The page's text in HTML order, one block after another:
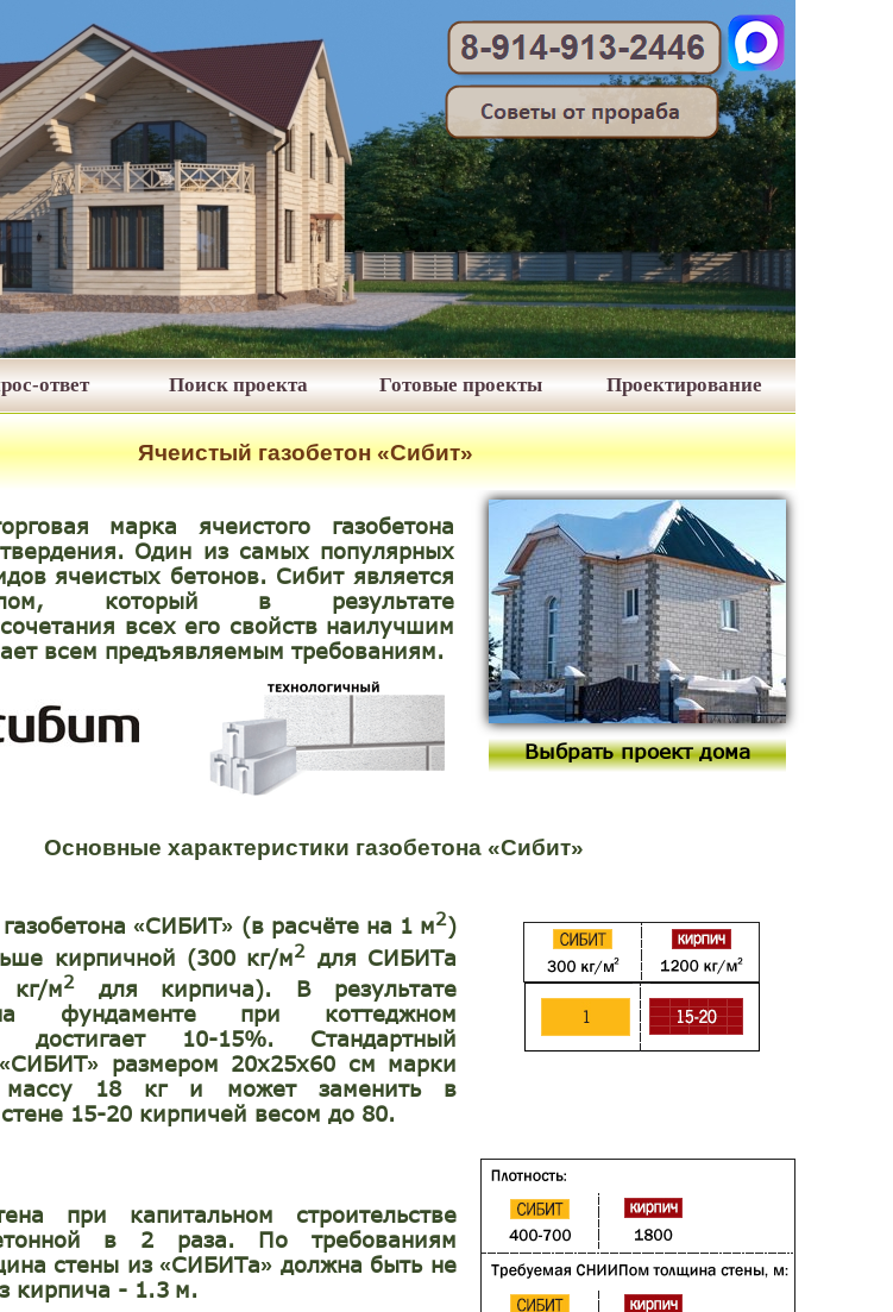
ответ Поиск проекта Готовые проекты Проектирование
марка ячеистого газобетона
Один из самых популярных
ячеистых бетонов. Сибит является
который в результате
всех его свойств наилучшим
всем предъявляемым требованиям.
Основные характеристики газобетона «Сибит»
газобетона«СИБИТ» (в расчёте на 1 м2)
кирпичной (300 кг/м2 для СИБИТа
кг/м2для кирпича). В результате
фундаменте при коттеджном
достигает 10-15%.
Стандартный
«СИБИТ» размером 20x25x60 см марки
массу 18 кг и может заменить в
15-20 кирпичей весом до 80.
при капитальном строительстве
в 2 раза. По требованиям
стены из«СИБИТа» должна быть не
кирпича - 1.3 м.
Выбрать проект дома
Ячеистый газобетон «Сибит»